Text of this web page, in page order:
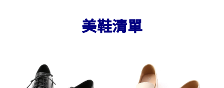
美鞋清單